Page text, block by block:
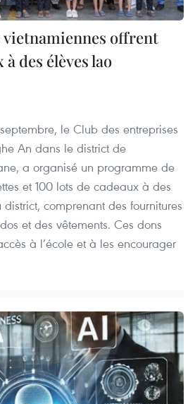
vietnamiennes offrent
des élèves lao
le Club des entreprises
An dans le district de
a organisé un programme de
et 100 lots de cadeaux à des
comprenant des fournitures
et des vêtements. Ces dons
à l’école et à les encourager